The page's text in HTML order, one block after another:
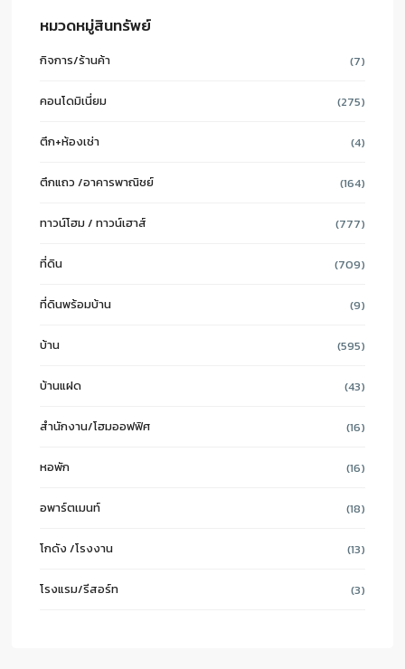
หมวดหมู่สินทรัพย์
กิจการ/ร้านค้า (7)
คอนโดมิเนี่ยม (275)
ตึก+ห้องเช่า (4)
ตึกแถว /อาคารพาณิชย์ (164)
ทาวน์โฮม / ทาวน์เฮาส์ (777)
ที่ดิน (709)
ที่ดินพร้อมบ้าน (9)
บ้าน (595)
บ้านแฝด (43)
สำนักงาน/โฮมออฟฟิศ (16)
หอพัก (16)
อพาร์ตเมนท์ (18)
โกดัง /โรงงาน (13)
โรงแรม/รีสอร์ท (3)